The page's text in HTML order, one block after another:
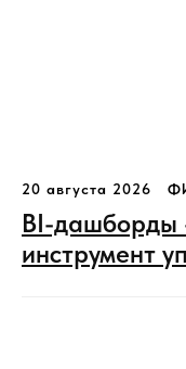
20 августа 2026
BI-дашборды
инструмент